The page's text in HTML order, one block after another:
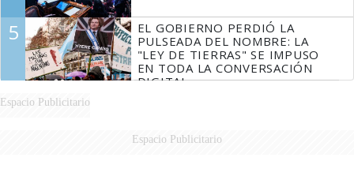
5
EL GOBIERNO PERDIÓ LA
PULSEADA DEL NOMBRE: LA
"LEY DE TIERRAS" SE IMPUSO
EN TODA LA CONVERSACIÓN
DIGITAL
Espacio Publicitario
Espacio Publicitario